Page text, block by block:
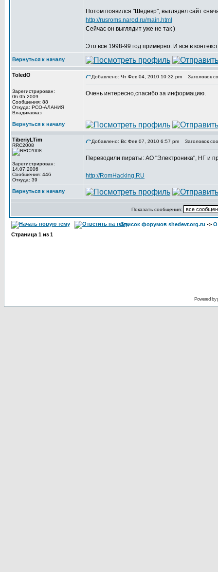
Потом появился "Шедевр", выглядел сайт
http://rusroms.narod.ru/main.html
Сейчас он выглядит уже не так )
Это все 1998-99 год примерно. И все в
Вернуться к началу
ToledO
Зарегистрирован:
06.05.2009
Сообщения: 88
Откуда: РСО-АЛАНИЯ
Владикавказ
Добавлено: Чт Фев 04, 2010 10:32 pm Заголовок
Очень интересно,спасибо за информацию.
Вернуться к началу
TiberiyLTim
RRC2008
Зарегистрирован:
14.07.2006
Сообщения: 446
Откуда: 39
Добавлено: Вс Фев 07, 2010 6:57 pm Заголовок
Переводили пираты: АО "Электроника", НГ и
http://RomHacking.RU
Вернуться к началу
Показать сообщения:
Список форумов shedevr.org.ru -> О
Страница 1 из 1
Powered by